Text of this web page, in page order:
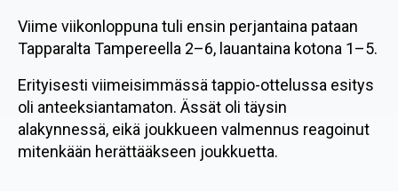
Viime viikonloppuna tuli ensin perjantaina pataan
Tapparalta Tampereella 2–6, lauantaina kotona 1–5.
Erityisesti viimeisimmässä tappio-ottelussa esitys
oli anteeksiantamaton. Ässät oli täysin
alakynnessä, eikä joukkueen valmennus reagoinut
mitenkään herättääkseen joukkuetta.